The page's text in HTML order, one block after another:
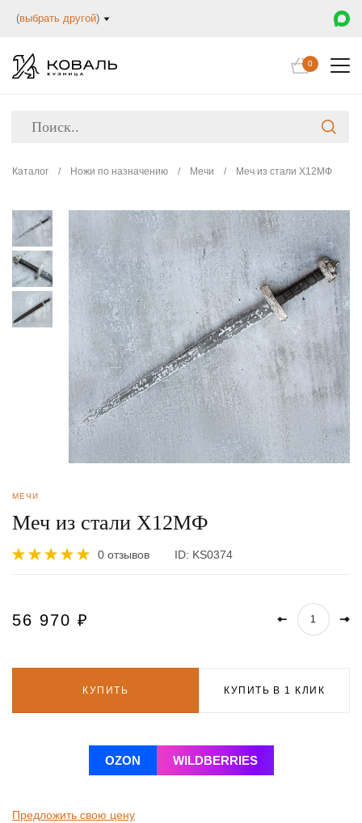
(выбрать другой)
0
Каталог / Ножи по назначению / Мечи / Меч из стали Х12МФ
МЕЧИ
Меч из стали Х12МФ
0 отзывов ID: KS0374
56 970 ₽
КУПИТЬ КУПИТЬ В 1 КЛИК
OZON WILDBERRIES
Предложить свою цену